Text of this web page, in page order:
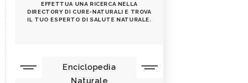
EFFETTUA UNA RICERCA NELLA
DIRECTORY DI CURE-NATURALI E TROVA
IL TUO ESPERTO DI SALUTE NATURALE.
Enciclopedia
Naturale